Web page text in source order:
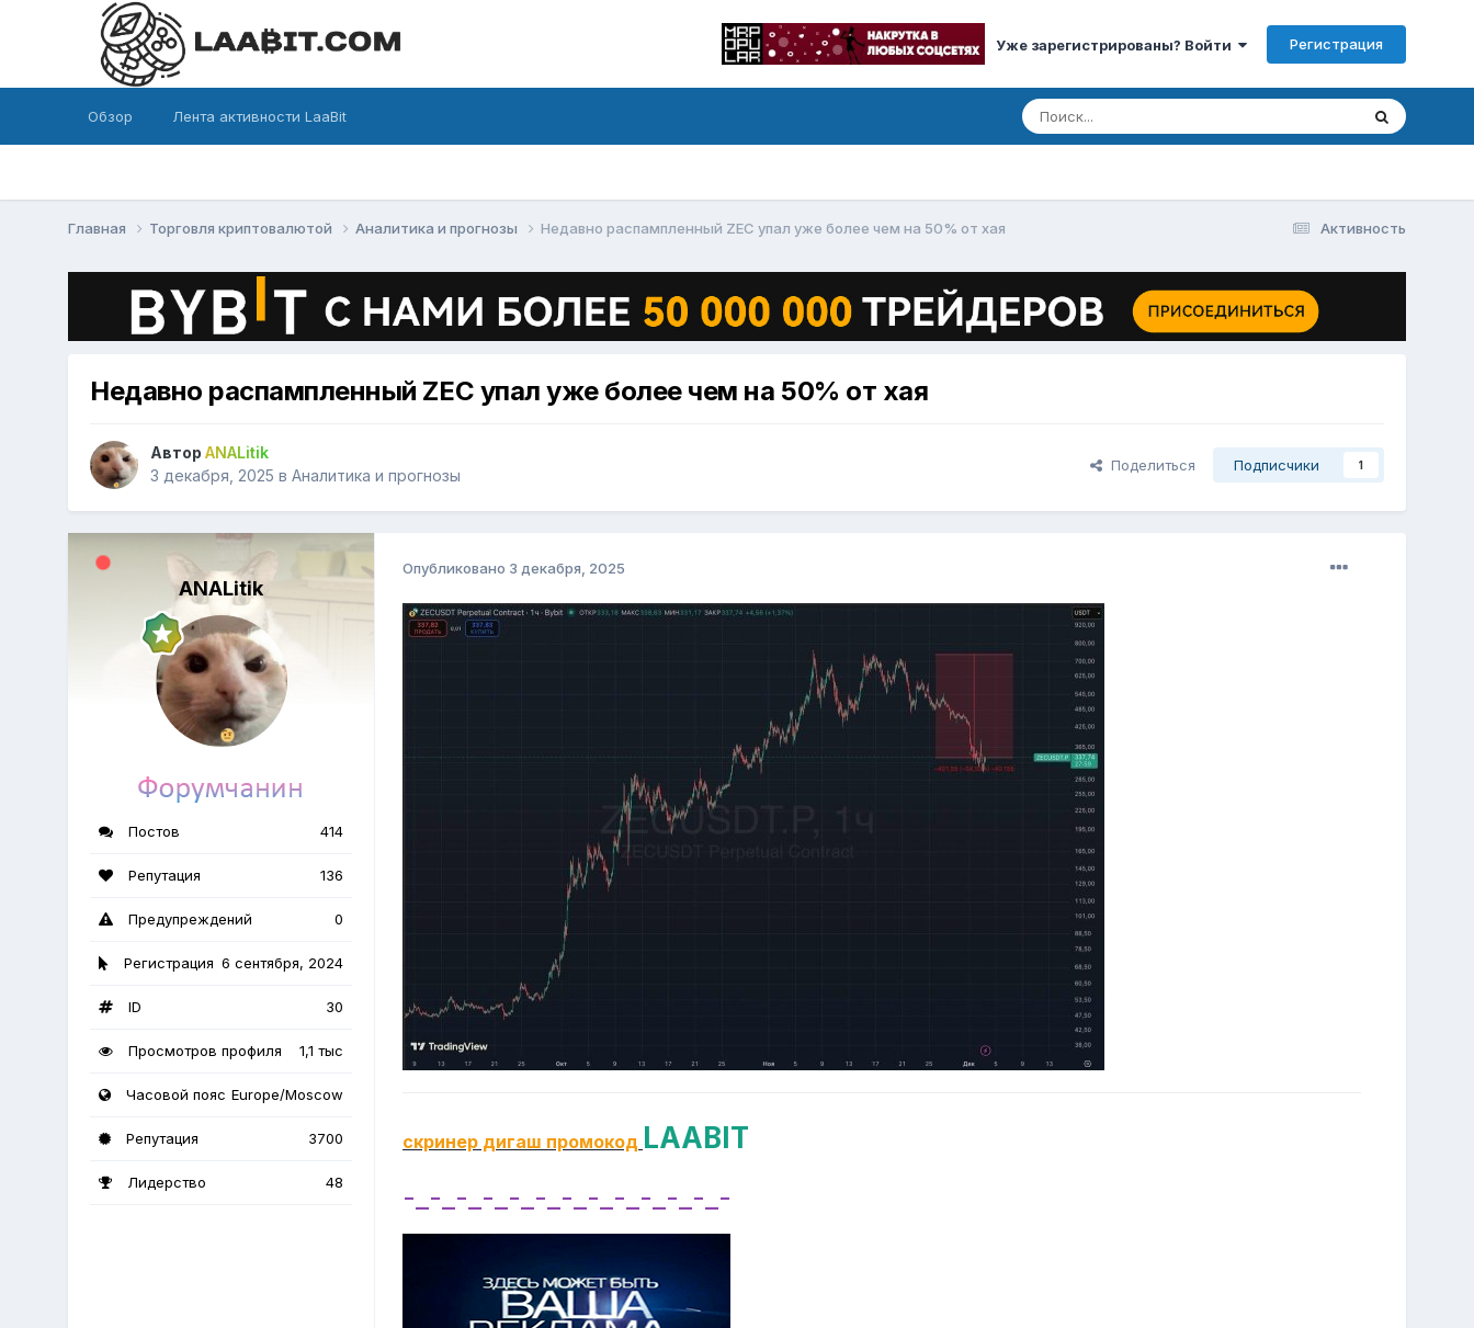
Уже зарегистрированы? Войти Регистрация
Обзор Лента активности LaaBit
Активность
Главная Торговля криптовалютой Аналитика и прогнозы Недавно распампленный ZEC упал уже более чем на 50% от хая
Недавно распампленный ZEC упал уже более чем на 50% от хая
АвторANALitik
3 декабря, 2025 вАналитика и прогнозы
Поделиться Подписчики 1
ANALitik
Постов 414
Репутация 136
Предупреждений 0
Регистрация 6 сентября, 2024
ID 30
Просмотров профиля 1,1 тыс
Часовой пояс Europe/Moscow
Репутация 3700
Лидерство 48
Опубликовано 3 декабря, 2025
скринер дигаш промокод LAABIT
-_-_-_-_-_-_-_-_-_-_-_-_-